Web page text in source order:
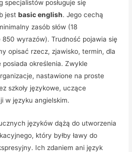
specjalistów posługuje się
jestbasic english. Jego cechą
zasób słów (18
wyrazów). Trudność pojawia się
opisać rzecz, zjawisko, termin, dla
posiada określenia. Zwykle
nastawione na proste
szkoły językowe, uczące
w języku angielskim.
języków dążą do utworzenia
który byłby ławy do
Ich zdaniem ani język